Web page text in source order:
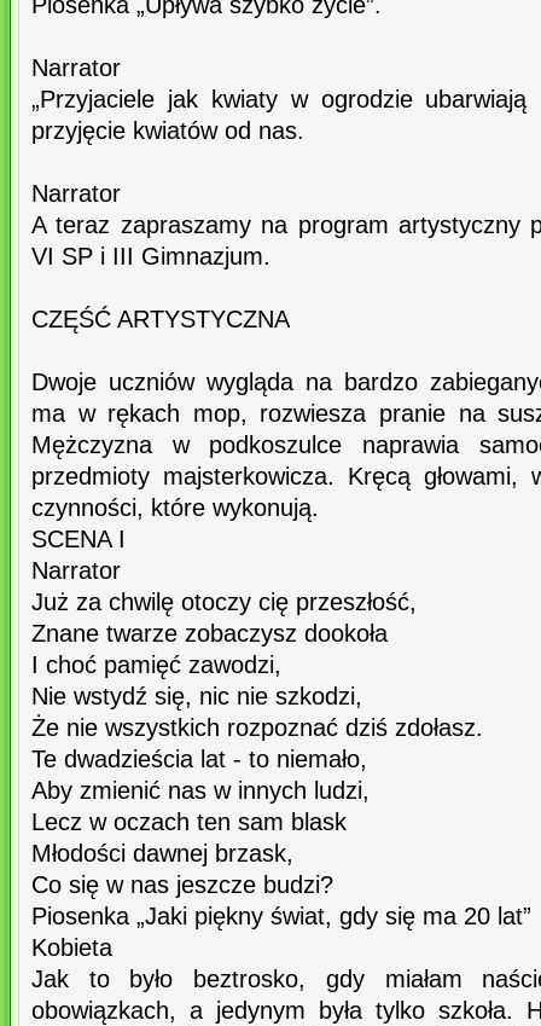
Narrator
„Przyjaciele jak kwiaty w ogrodzie
przyjęcie kwiatów od nas.
Narrator
A teraz zapraszamy na program artystyczny
VI SP i III Gimnazjum.
CZĘŚĆ ARTYSTYCZNA
Dwoje uczniów wygląda na bardzo
ma w rękach mop, rozwiesza pranie na
Mężczyzna w podkoszulce naprawia
przedmioty majsterkowicza. Kręcą głowami,
czynności, które wykonują.
SCENA I
Narrator
Już za chwilę otoczy cię przeszłość,
Znane twarze zobaczysz dookoła
I choć pamięć zawodzi,
Nie wstydź się, nic nie szkodzi,
Że nie wszystkich rozpoznać dziś zdołasz.
Te dwadzieścia lat - to niemało,
Aby zmienić nas w innych ludzi,
Lecz w oczach ten sam blask
Młodości dawnej brzask,
Co się w nas jeszcze budzi?
Piosenka „Jaki piękny świat, gdy się ma 20 lat”
Kobieta
Jak to było beztrosko, gdy miałam
obowiązkach, a jedynym była tylko szkoła.